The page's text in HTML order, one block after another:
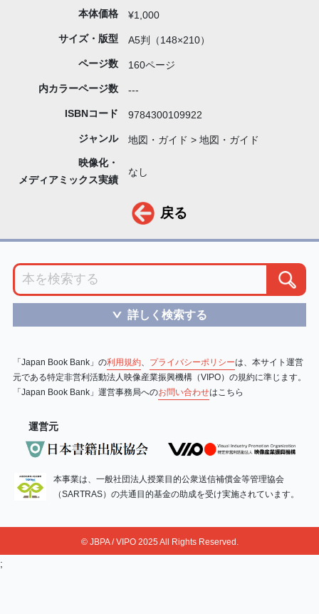
本体価格 ¥1,000
サイズ・版型 A5判（148×210）
ページ数 160ページ
内カラーページ数 ---
ISBNコード 9784300109922
ジャンル 地図・ガイド > 地図・ガイド
映像化・
メディアミックス実績
なし
戻る
＞ 詳しく検索する
「Japan Book Bank」の利用規約、 プライバシーポリシーは、本サイト運営
元である特定非営利活動法人映像産業振興機構（VIPO）の規約に準じます。
「Japan Book Bank」運営事務局へのお問い合わせはこちら
運営元
本事業は、一般社団法人授業目的公衆送信補償金等管理協会
（SARTRAS）の共通目的基金の助成を受け実施されています。
© JBPA / VIPO 2025 All Rights Reserved.
;